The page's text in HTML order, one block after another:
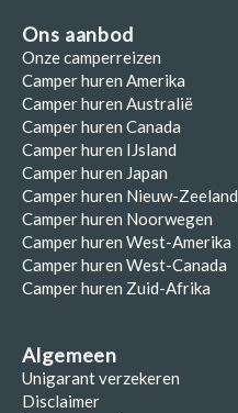
Ons aanbod
Onze camperreizen
Camper huren Amerika
Camper huren Australië
Camper huren Canada
Camper huren IJsland
Camper huren Japan
Camper huren Nieuw-Zeeland
Camper huren Noorwegen
Camper huren West-Amerika
Camper huren West-Canada
Camper huren Zuid-Afrika
Algemeen
Unigarant verzekeren
Disclaimer